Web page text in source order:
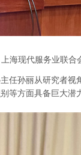
上海现代服务业联合
任孙丽从研究者
等方面具备巨大潜